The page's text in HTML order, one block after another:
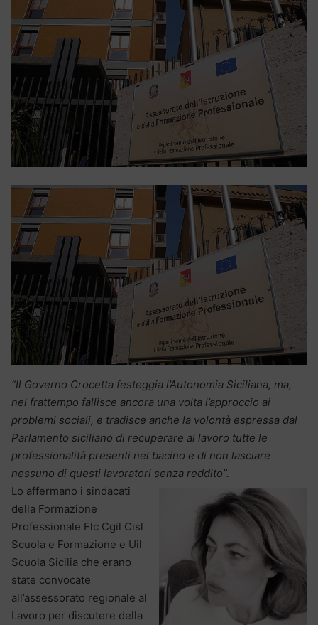
“Il Governo Crocetta festeggia l’Autonomia Siciliana, ma,
nel frattempo fallisce ancora una volta l’approccio ai
problemi sociali, e tradisce anche la volontà espressa dal
Parlamento siciliano di recuperare al lavoro tutte le
professionalità presenti nel bacino e di non lasciare
nessuno di questi lavoratori senza reddito”.
Lo affermano i sindacati
della Formazione
Professionale Flc Cgil Cisl
Scuola e Formazione e Uil
Scuola Sicilia che erano
state convocate
all’assessorato regionale al
Lavoro per discutere della